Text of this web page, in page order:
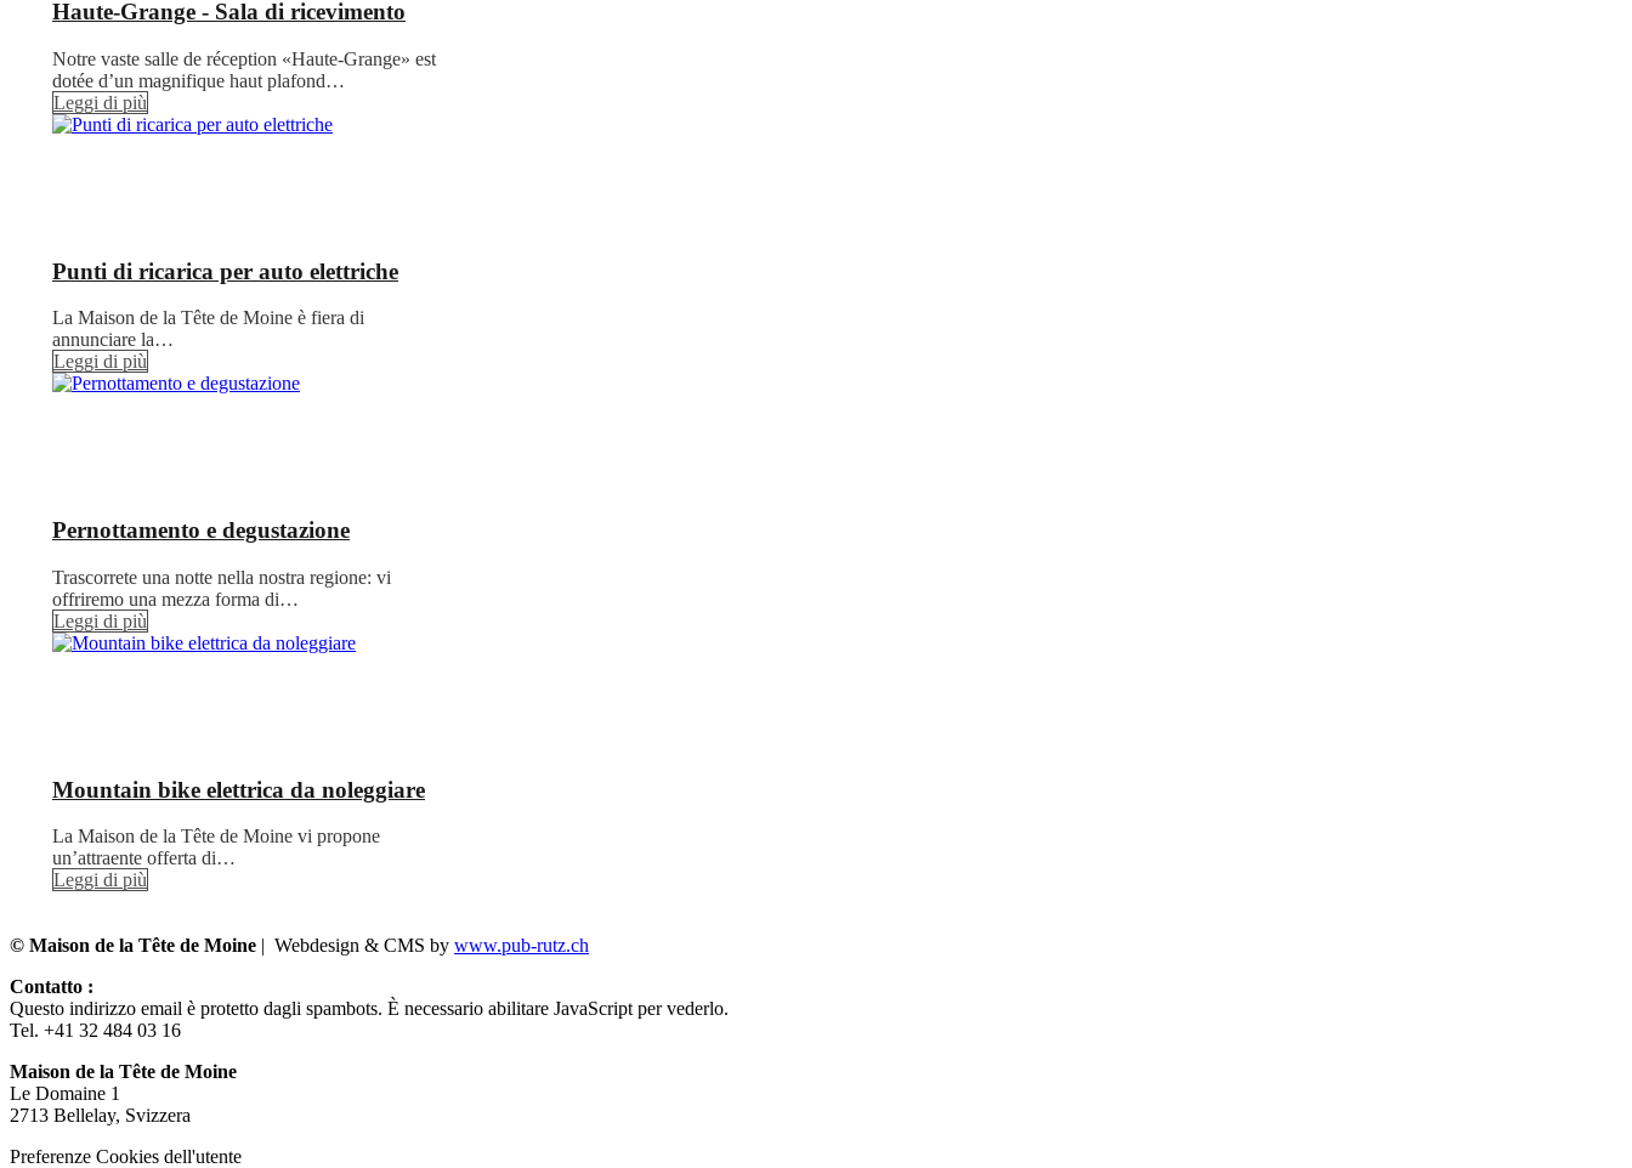
Haute-Grange - Sala di ricevimento
Notre vaste salle de réception «Haute-Grange» est
dotée d’un magnifique haut plafond…
Leggi di più
Punti di ricarica per auto elettriche
La Maison de la Tête de Moine è fiera di
annunciare la…
Leggi di più
Pernottamento e degustazione
Trascorrete una notte nella nostra regione: vi
offriremo una mezza forma di…
Leggi di più
Mountain bike elettrica da noleggiare
La Maison de la Tête de Moine vi propone
un’attraente offerta di…
Leggi di più
© Maison de la Tête de Moine | Webdesign & CMS by www.pub-rutz.ch
Contatto :
Questo indirizzo email è protetto dagli spambots. È necessario abilitare JavaScript per vederlo.
Tel. +41 32 484 03 16
Maison de la Tête de Moine
Le Domaine 1
2713 Bellelay, Svizzera
Preferenze Cookies dell'utente